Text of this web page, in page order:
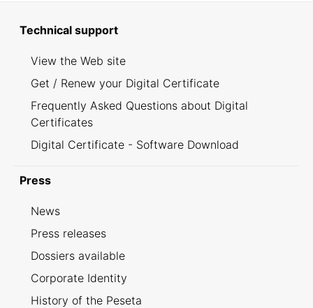
Technical support
View the Web site
Get / Renew your Digital Certificate
Frequently Asked Questions about Digital
Certificates
Digital Certificate - Software Download
Press
News
Press releases
Dossiers available
Corporate Identity
History of the Peseta